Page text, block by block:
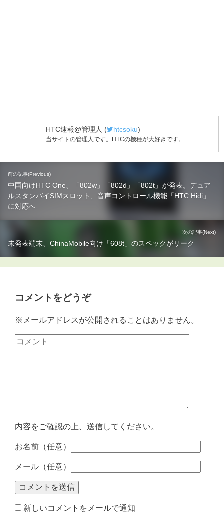
HTC速報@管理人 ( htcsoku)
当サイトの管理人です。HTCの機種が大好きです。
前の記事(Previous)
中国向けHTC One、「802w」「802d」「802t」が発表。デュア
ルスタンバイSIMスロット、音声コントロール機能「HTC Hidi」
に対応へ
次の記事(Next)
未発表端末、ChinaMobile向け「608t」のスペックがリーク
コメントをどうぞ
※メールアドレスが公開されることはありません。
内容をご確認の上、送信してください。
お名前（任意）
メール（任意）
新しいコメントをメールで通知